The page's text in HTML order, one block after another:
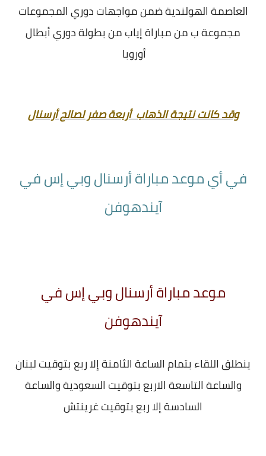
العاصمة الهولندية ضمن مواجهات دوري المجموعات
مجموعة ب من مباراة إياب من بطولة دوري أبطال
أوروبا
وقد كانت نتيجة الذهاب أربعة صفر لصالح أرسنال
في أي موعد مباراة أرسنال وبي إس في
آيندهوفن
موعد مباراة أرسنال وبي إس في
آيندهوفن
ينطلق اللقاء بتمام الساعة الثامنة إلا ربع بتوقيت لبنان
والساعة التاسعة الاربع بتوقيت السعودية والساعة
السادسة إلا ربع بتوقيت غرينتش